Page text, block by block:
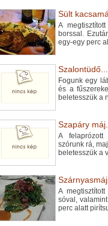
Sült
A
borssal.
egy-egy perc
Szalontüdő...
Fogunk egy
és a
beletesszük a
Szapáry
A felaprózott
szórunk rá,
beletesszük a
A
sóval,
perc alatt